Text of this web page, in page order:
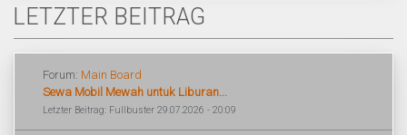
LETZTER BEITRAG
Forum: Main Board
Sewa Mobil Mewah untuk Liburan...
Letzter Beitrag: Fullbuster 29.07.2026 - 20:09